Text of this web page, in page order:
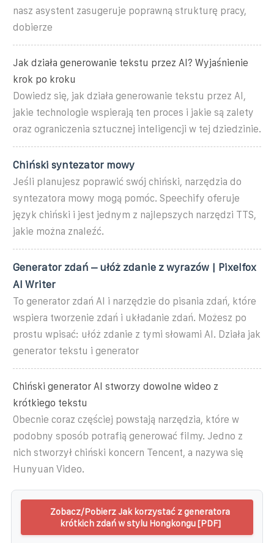
nasz asystent zasugeruje poprawną strukturę pracy,
dobierze
Jak działa generowanie tekstu przez AI? Wyjaśnienie
krok po kroku
Dowiedz się, jak działa generowanie tekstu przez AI,
jakie technologie wspierają ten proces i jakie są zalety
oraz ograniczenia sztucznej inteligencji w tej dziedzinie.
Chiński syntezator mowy
Jeśli planujesz poprawić swój chiński, narzędzia do
syntezatora mowy mogą pomóc. Speechify oferuje
język chiński i jest jednym z najlepszych narzędzi TTS,
jakie można znaleźć.
Generator zdań – ułóż zdanie z wyrazów | Pixelfox
AI Writer
To generator zdań AI i narzędzie do pisania zdań, które
wspiera tworzenie zdań i układanie zdań. Możesz po
prostu wpisać: ułóż zdanie z tymi słowami AI. Działa jak
generator tekstu i generator
Chiński generator AI stworzy dowolne wideo z
krótkiego tekstu
Obecnie coraz częściej powstają narzędzia, które w
podobny sposób potrafią generować filmy. Jedno z
nich stworzył chiński koncern Tencent, a nazywa się
Hunyuan Video.
Zobacz/Pobierz Jak korzystać z generatora
krótkich zdań w stylu Hongkongu [PDF]